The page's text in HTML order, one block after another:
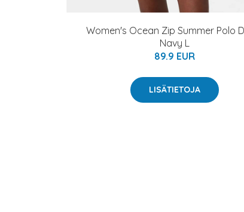
Women's Ocean Zip Summer Polo
Navy L
89.9 EUR
LISÄTIETOJA